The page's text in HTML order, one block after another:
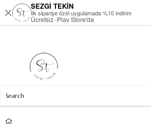
SEZGİ TEKİN
İlk siparişe özel uygulamada %10 indirim
Ücretsiz -Play Store'da